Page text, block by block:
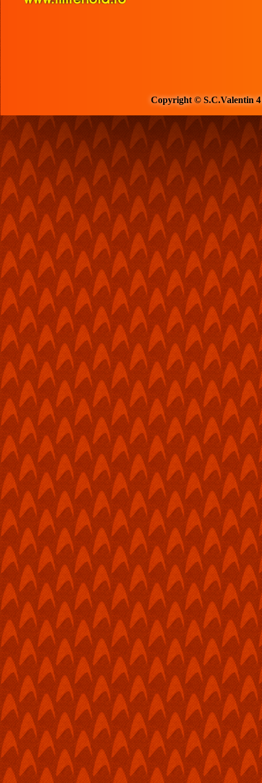
Copyright © S.C.Valentin